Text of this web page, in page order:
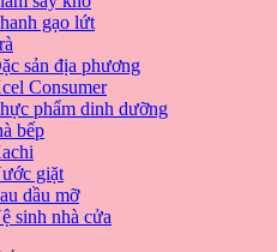
gạo lứt
sản địa phương
Consumer
phẩm dinh dưỡng
bếp
giặt
dầu mỡ
sinh nhà cửa